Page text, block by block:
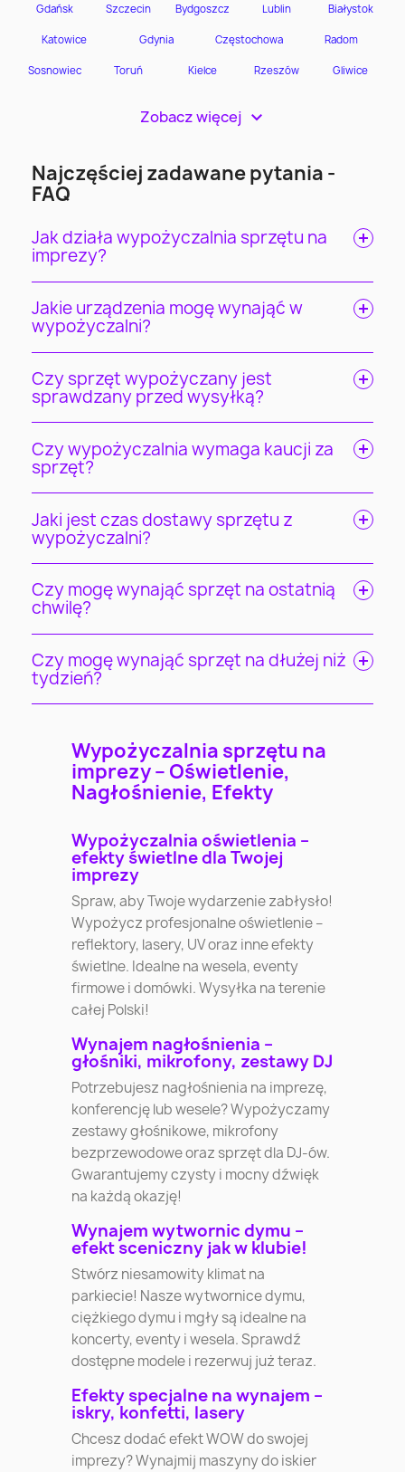
Zobacz więcej >
Najczęściej zadawane pytania -
FAQ
Jak działa wypożyczalnia sprzętu na
imprezy?
Jakie urządzenia mogę wynająć w
wypożyczalni?
Czy sprzęt wypożyczany jest
sprawdzany przed wysyłką?
Czy wypożyczalnia wymaga kaucji za
sprzęt?
Jaki jest czas dostawy sprzętu z
wypożyczalni?
Czy mogę wynająć sprzęt na ostatnią
chwilę?
Czy mogę wynająć sprzęt na dłużej niż
tydzień?
Wypożyczalnia sprzętu na
imprezy – Oświetlenie,
Nagłośnienie, Efekty
Wypożyczalnia oświetlenia –
efekty świetlne dla Twojej
imprezy
Spraw, aby Twoje wydarzenie zabłysło!
Wypożycz profesjonalne oświetlenie –
reflektory, lasery, UV oraz inne efekty
świetlne. Idealne na wesela, eventy
firmowe i domówki. Wysyłka na terenie
całej Polski!
Wynajem nagłośnienia –
głośniki, mikrofony, zestawy DJ
Potrzebujesz nagłośnienia na imprezę,
konferencję lub wesele? Wypożyczamy
zestawy głośnikowe, mikrofony
bezprzewodowe oraz sprzęt dla DJ-ów.
Gwarantujemy czysty i mocny dźwięk
na każdą okazję!
Wynajem wytwornic dymu –
efekt sceniczny jak w klubie!
Stwórz niesamowity klimat na
parkiecie! Nasze wytwornice dymu,
ciężkiego dymu i mgły są idealne na
koncerty, eventy i wesela. Sprawdź
dostępne modele i rezerwuj już teraz.
Efekty specjalne na wynajem –
iskry, konfetti, lasery
Chcesz dodać efekt WOW do swojej
imprezy? Wynajmij maszyny do iskier